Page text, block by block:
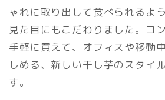
ゃれに取り出して食べられるよ
見た目にもこだわりました。コ
手軽に買えて、オフィスや移動
しめる、新しい干し芋のスタイ
す。